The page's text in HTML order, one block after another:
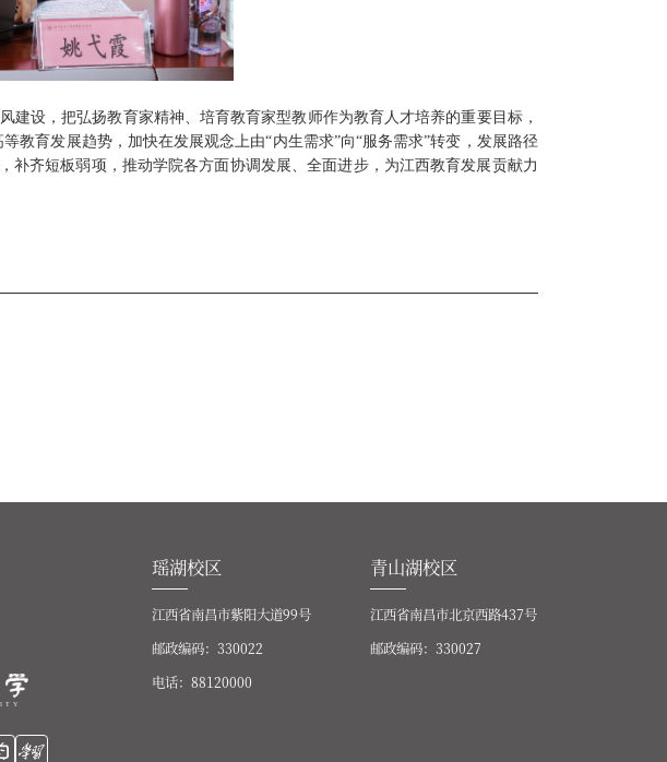
设，把弘扬教育家精神、培育教育家型教师作为教育人才培养的重要目标，
育发展趋势，加快在发展观念上由“内生需求”向“服务需求”转变，发展路径
补齐短板弱项，推动学院各方面协调发展、全面进步，为江西教育发展贡献力
瑶湖校区
江西省南昌市紫阳大道99号
邮政编码：330022
电话：88120000
青山湖校区
江西省南昌市北京西路437号
邮政编码：330027